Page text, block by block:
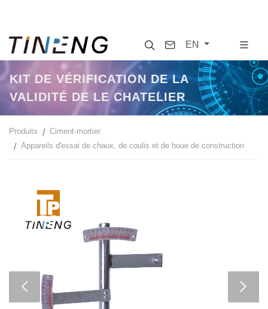
SearchContact
EN
KIT DE VÉRIFICATION DE LA
VALIDITÉ DE LE CHATELIER
Produits
Ciment-mortier
Appareils d'essai de chaux, de coulis et de boue de construction